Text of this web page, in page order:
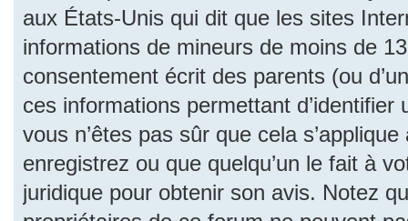
aux États-Unis qui dit que les sites
informations de mineurs de moins de
consentement écrit des parents (ou
ces informations permettant
vous n’êtes pas sûr que cela
enregistrez ou que quelqu’un le fait à
juridique pour obtenir son avis. Notez